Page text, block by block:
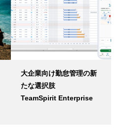
大企業向け勤怠管理の新
たな選択肢
TeamSpirit Enterprise